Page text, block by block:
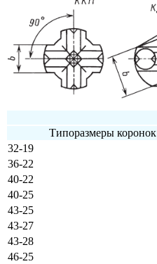
Типоразмеры коронок
32-19
36-22
40-22
40-25
43-25
43-27
43-28
46-25